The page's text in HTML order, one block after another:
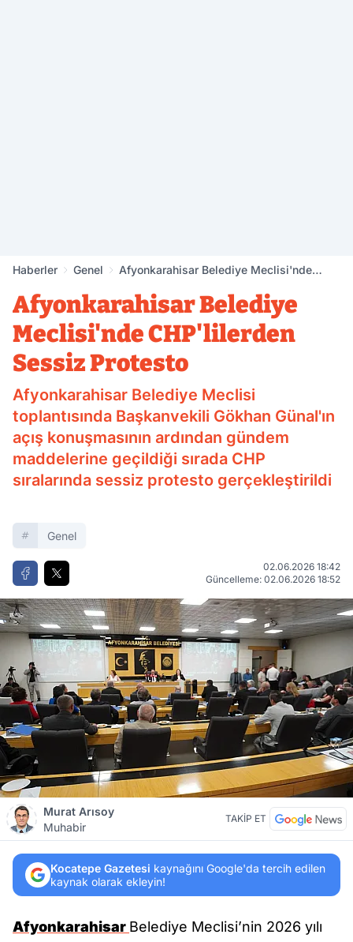
Haberler Genel
Afyonkarahisar Belediye Meclisi'nde
Afyonkarahisar Belediye
Meclisi'nde CHP'lilerden
Sessiz Protesto
Afyonkarahisar Belediye Meclisi
toplantısında Başkanvekili Gökhan Günal'ın
açış konuşmasının ardından gündem
maddelerine geçildiği sırada CHP
sıralarında sessiz protesto gerçekleştirildi
Genel
02.06.2026 18:42
Güncelleme: 02.06.2026 18:52
Murat Arısoy
Muhabir
TAKİP ET
Kocatepe Gazetesi kaynağını Google'da tercih edilen
kaynak olarak ekleyin!
Afyonkarahisar Belediye Meclisi’nin 2026 yılı